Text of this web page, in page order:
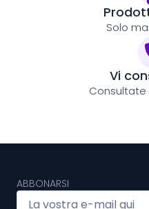
Solo
Vi
Consultate
ABBONARSI